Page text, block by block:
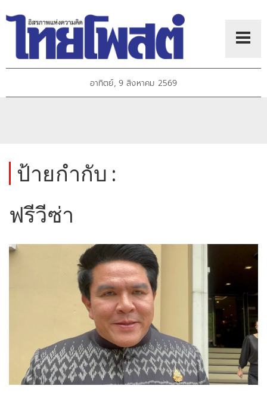
อาทิตย์, 9 สิงหาคม 2569
ป้ายกำกับ :
ฟรีวีซ่า